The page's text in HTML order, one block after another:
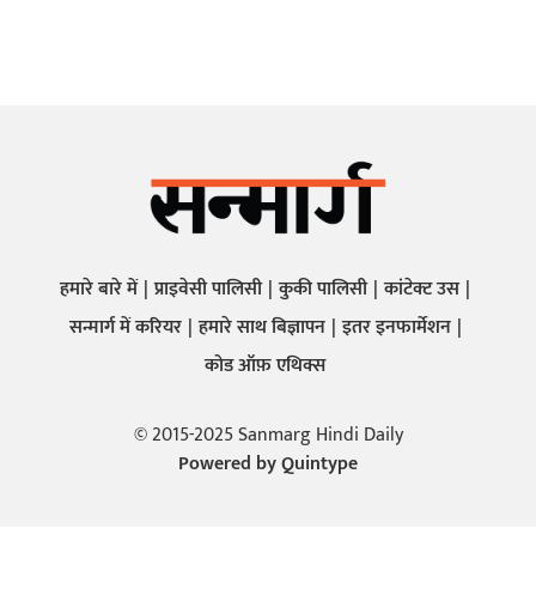
हमारे बारे में प्राइवेसी पालिसी कुकी पालिसी कांटेक्ट उस
सन्मार्ग में करियर हमारे साथ बिज्ञापन इतर इनफार्मेशन
कोड ऑफ़ एथिक्स
© 2015-2025 Sanmarg Hindi Daily
Powered byQuintype